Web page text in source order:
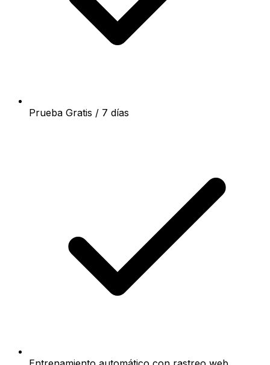
Prueba Gratis / 7 días